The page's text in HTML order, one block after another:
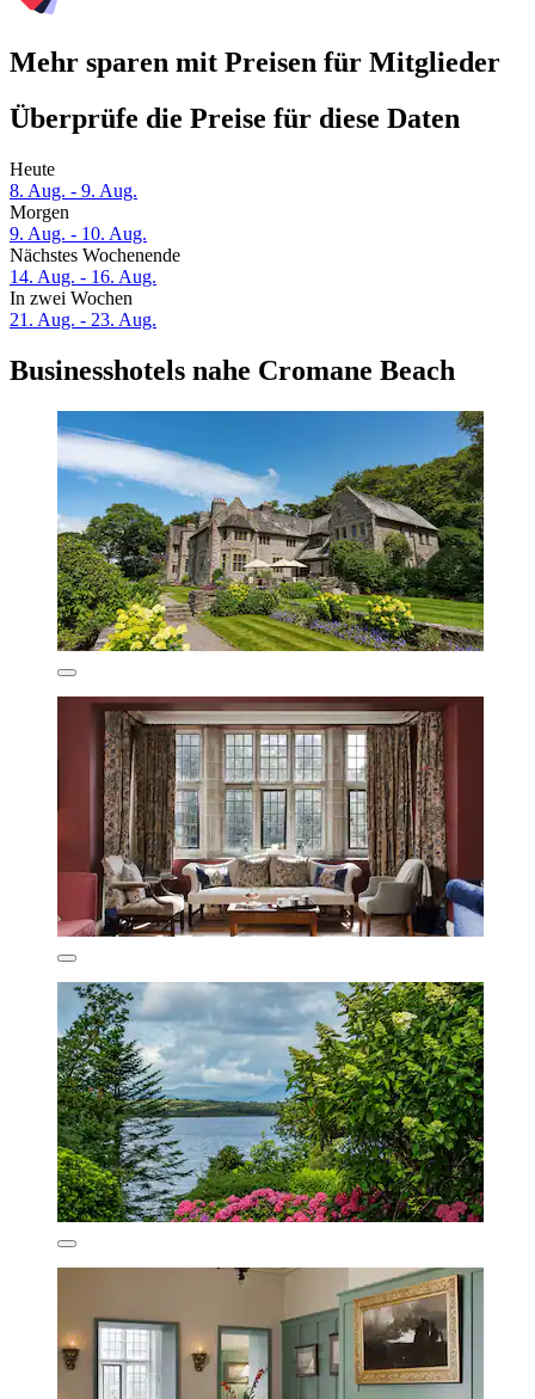
Mehr sparen mit Preisen für Mitglieder
Überprüfe die Preise für diese Daten
Heute
8. Aug. - 9. Aug.
Morgen
9. Aug. - 10. Aug.
Nächstes Wochenende
14. Aug. - 16. Aug.
In zwei Wochen
21. Aug. - 23. Aug.
Businesshotels nahe Cromane Beach